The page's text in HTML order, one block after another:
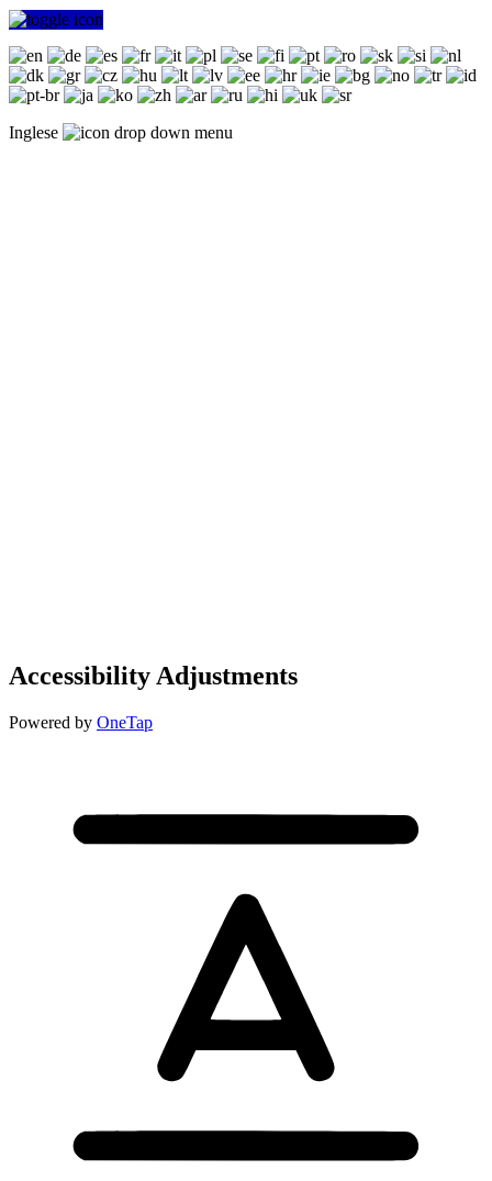
Inglese
Accessibility Adjustments
Powered by OneTap